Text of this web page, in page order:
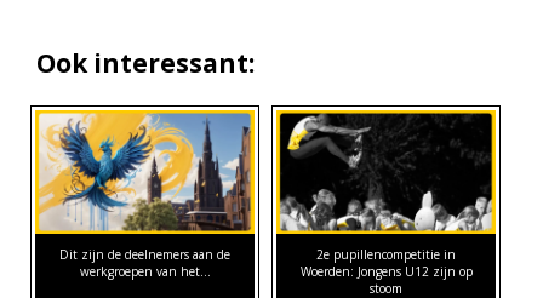
Ook interessant:
Dit zijn de deelnemers aan de
werkgroepen van het…
2e pupillencompetitie in
Woerden: Jongens U12 zijn op
stoom